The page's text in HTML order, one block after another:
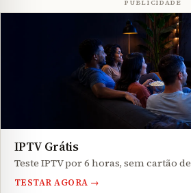
PUBLICIDADE
IPTV Grátis
Teste IPTV por 6 horas, sem cartão
TESTAR AGORA →